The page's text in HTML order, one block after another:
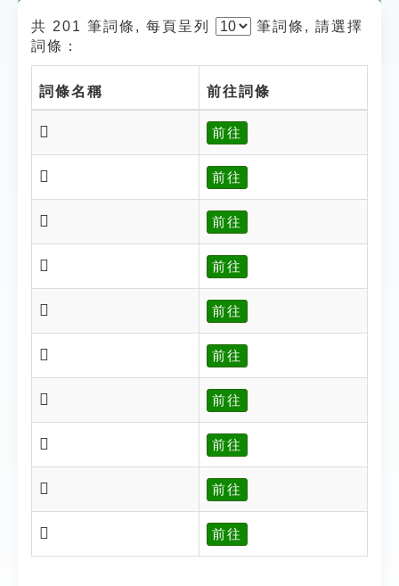
共 201 筆詞條, 每頁呈列 筆詞條, 請選擇
詞條：
詞條名稱 前往詞條
𩴟 前往
𩴠 前往
𩴡 前往
𩴢 前往
𩴣 前往
𩴤 前往
𩴤 前往
𩴨 前往
𩴩 前往
𩴪 前往